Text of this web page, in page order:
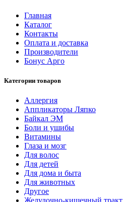
Главная
Каталог
Контакты
Оплата и доставка
Производители
Бонус Арго
Категории товаров
Аллергия
Аппликаторы Ляпко
Байкал ЭМ
Боли и ушибы
Витамины
Глаза и мозг
Для волос
Для детей
Для дома и быта
Для животных
Другое